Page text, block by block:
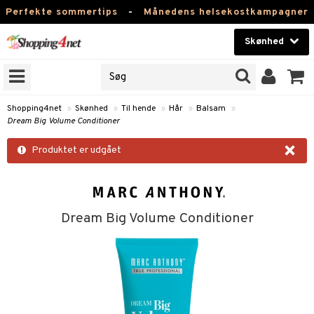
Perfekte sommertips - Månedens helsekostkampagner
Skønhed
Skønhed
Kontaktlinser
Apotek
Hjem & Indretning
Legetøj, Barn & Baby
Shopping4net » Skønhed » Til hende » Hår » Balsam
»
Dream Big Volume Conditioner
×
Produktet er udgået
Dream Big Volume Conditioner